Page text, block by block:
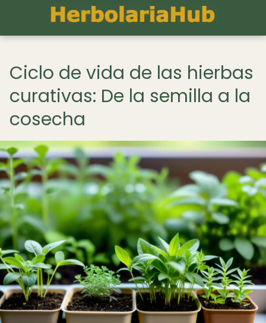
Ciclo de vida de las hierbas
curativas: De la semilla a la
cosecha